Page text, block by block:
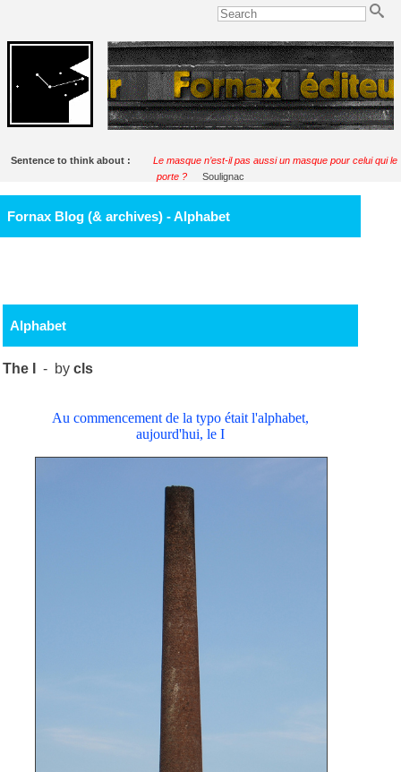
Sentence to think about :
Le masque n’est-il pas aussi un masque pour celui qui le
porte ?
Soulignac
Fornax Blog (& archives) - Alphabet
Alphabet
The I - bycls
Au commencement de la typo était l'alphabet,
aujourd'hui, le I